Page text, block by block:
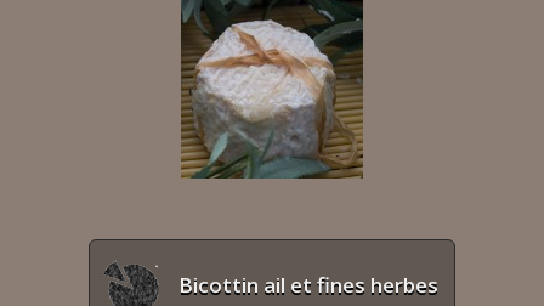
Bicottin ail et fines herbes